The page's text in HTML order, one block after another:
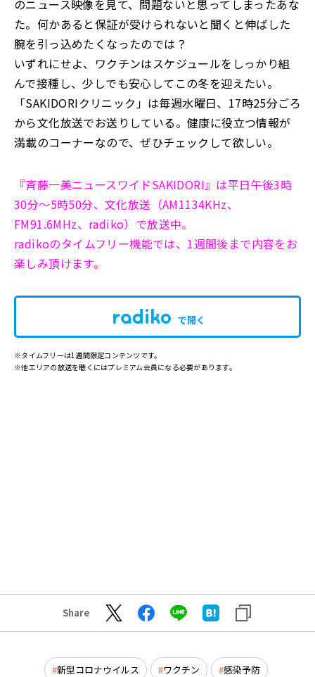
のニュース映像を見て、問題ないと思ってしまったあな
た。何かあると保証が受けられないと聞くと伸ばした
腕を引っ込めたくなったのでは？
いずれにせよ、ワクチンはスケジュールをしっかり組
んで接種し、少しでも安心してこの冬を迎えたい。
「SAKIDORIクリニック」は毎週水曜日、17時25分ごろ
から文化放送でお送りしている。健康に役立つ情報が
満載のコーナーなので、ぜひチェックして欲しい。
『斉藤一美ニュースワイドSAKIDORI』は平日午後3時
30分～5時50分、文化放送（AM1134KHz、
FM91.6MHz、radiko）で放送中。
radikoのタイムフリー機能では、1週間後まで内容をお
楽しみ頂けます。
で開く
※タイムフリーは1週間限定コンテンツです。
※他エリアの放送を聴くにはプレミアム会員になる必要があります。
Share
新型コロナウイルス ワクチン 感染予防